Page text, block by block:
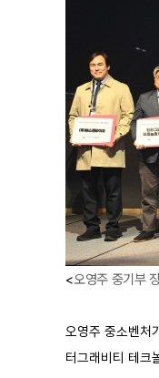
<오영주 중기부
오영주 중소벤처
터그래비티 테크